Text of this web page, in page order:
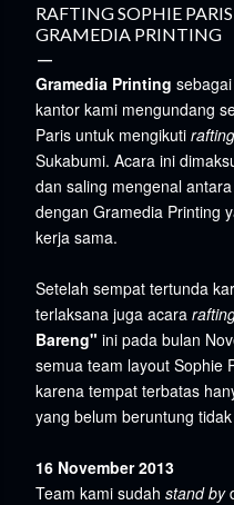
RAFTING SOPHIE
GRAMEDIA PRINTING
Gramedia Printing
kantor kami mengundang
Paris untuk mengikuti rafting
Sukabumi. Acara ini
dan saling mengenal
dengan Gramedia Printing
kerja sama.
Setelah sempat tertunda
terlaksana juga acara
Bareng" ini pada bulan
semua team layout Sophie
karena tempat terbatas
yang belum beruntung
16 November 2013
Team kami sudah stand by